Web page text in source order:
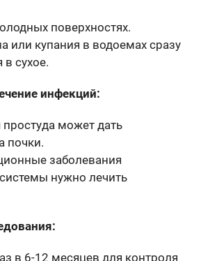
поверхностях.
или купания в водоемах сразу
в сухое.
инфекций:
может дать
почки.
заболевания
нужно лечить
в 6-12 месяцев для контроля